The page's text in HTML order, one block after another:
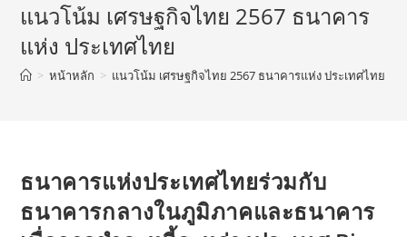
แนวโน้ม เศรษฐกิจไทย 2567 ธนาคาร
แห่ง ประเทศไทย
> หน้าหลัก > แนวโน้ม เศรษฐกิจไทย 2567 ธนาคารแห่ง ประเทศไทย
ธนาคารแห่งประเทศไทยร่วมกับ
ธนาคารกลางในภูมิภาคและธนาคาร